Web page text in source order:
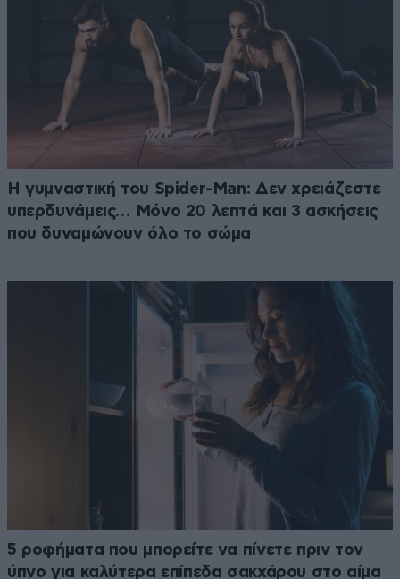
Η γυμναστική του Spider-Man: Δεν χρειάζεστε
υπερδυνάμεις… Μόνο 20 λεπτά και 3 ασκήσεις
που δυναμώνουν όλο το σώμα
5 ροφήματα που μπορείτε να πίνετε πριν τον
ύπνο για καλύτερα επίπεδα σακχάρου στο αίμα